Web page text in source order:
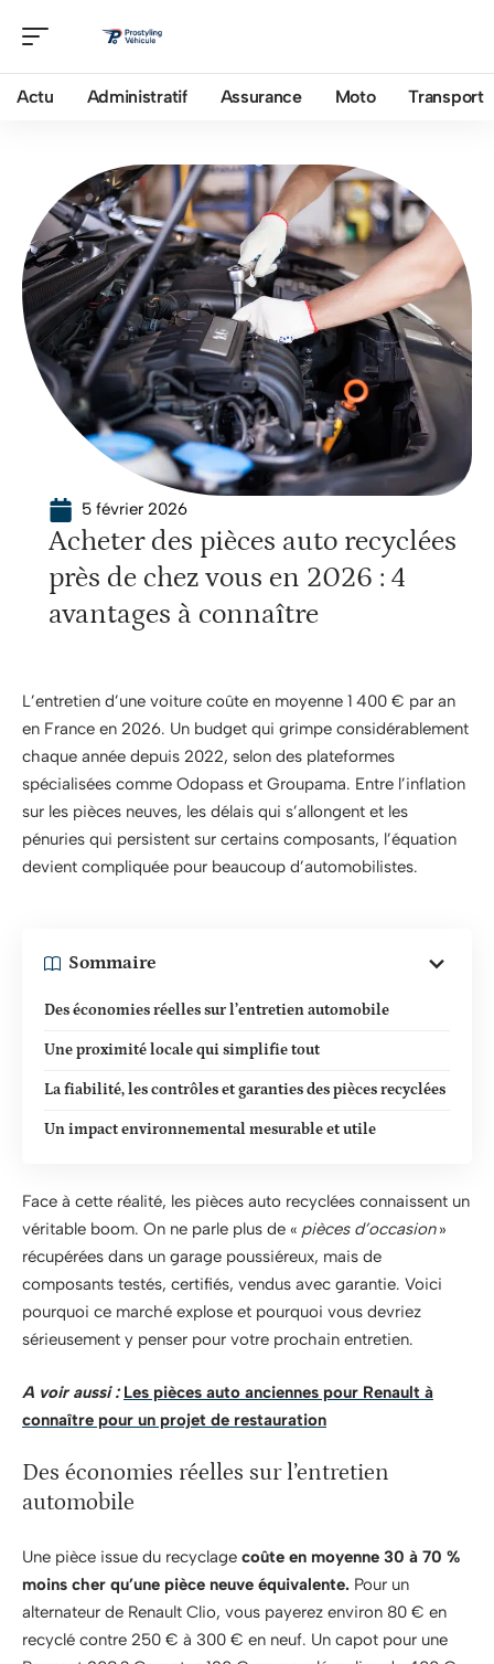
Actu Administratif Assurance Moto Transport
5 février 2026
Acheter des pièces auto recyclées
près de chez vous en 2026 : 4
avantages à connaître
L’entretien d’une voiture coûte en moyenne 1 400 € par an
en France en 2026. Un budget qui grimpe considérablement
chaque année depuis 2022, selon des plateformes
spécialisées comme Odopass et Groupama. Entre l’inflation
sur les pièces neuves, les délais qui s’allongent et les
pénuries qui persistent sur certains composants, l’équation
devient compliquée pour beaucoup d’automobilistes.
Sommaire
Des économies réelles sur l’entretien automobile
Une proximité locale qui simplifie tout
La fiabilité, les contrôles et garanties des pièces recyclées
Un impact environnemental mesurable et utile
Face à cette réalité, les pièces auto recyclées connaissent un
véritable boom. On ne parle plus de « pièces d’occasion»
récupérées dans un garage poussiéreux, mais de
composants testés, certifiés, vendus avec garantie. Voici
pourquoi ce marché explose et pourquoi vous devriez
sérieusement y penser pour votre prochain entretien.
A voir aussi : Les pièces auto anciennes pour Renault à
connaître pour un projet de restauration
Des économies réelles sur l’entretien
automobile
Une pièce issue du recyclage coûte en moyenne 30 à 70 %
moins cher qu’une pièce neuve équivalente. Pour un
alternateur de Renault Clio, vous payerez environ 80 € en
recyclé contre 250 € à 300 € en neuf. Un capot pour une